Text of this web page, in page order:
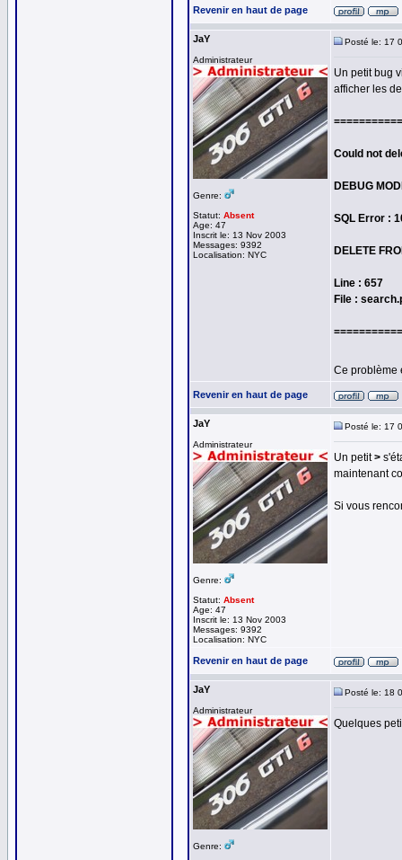
Revenir en haut de page
JaY
Administrateur
Genre:
Statut: Absent
Age: 47
Inscrit le: 13 Nov 2003
Messages: 9392
Localisation: NYC
Posté le: 17
Un petit bug
afficher les
Could not
DEBUG
SQL Error :
DELETE
Line : 657
File :
Ce problème
Revenir en haut de page
JaY
Administrateur
Genre:
Statut: Absent
Age: 47
Inscrit le: 13 Nov 2003
Messages: 9392
Localisation: NYC
Posté le: 17
Un petit>
maintenant
Si vous
Revenir en haut de page
JaY
Administrateur
Genre:
Posté le: 18
Quelques